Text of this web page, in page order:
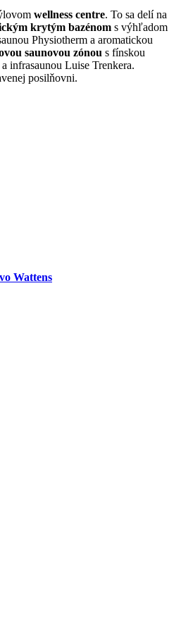
wellness centre. To sa delí na
krytým bazénom s výhľadom
Physiotherm a aromatickou
saunovou zónou s fínskou
infrasaunou Luise Trenkera.
posilňovni.
Wattens